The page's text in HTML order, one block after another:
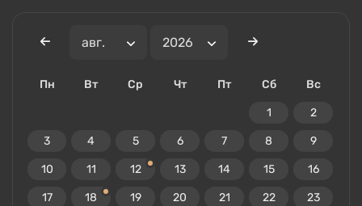
Пн Вт Ср Чт Пт Сб Вс
1 2
3 4 5 6 7 8 9
10 11 12 13 14 15 16
17 18 19 20 21 22 23